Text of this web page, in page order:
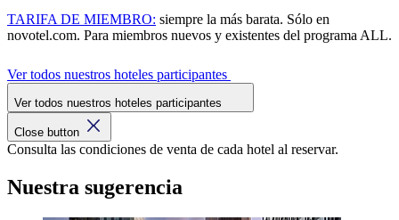
TARIFA DE MIEMBRO: siempre la más barata. Sólo en
novotel.com. Para miembros nuevos y existentes del programa ALL.
Ver todos nuestros hoteles participantes
Ver todos nuestros hoteles participantes
Close button
Consulta las condiciones de venta de cada hotel al reservar.
Nuestra sugerencia